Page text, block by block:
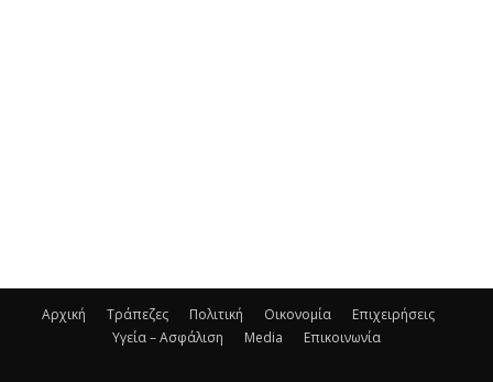
Αρχική Τράπεζες Πολιτική Οικονομία
Επιχειρήσεις
Υγεία – Ασφάλιση
Media Επικοινωνία